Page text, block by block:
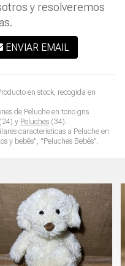
en stock, recogida en
de Peluche en tono gris
(24) y Peluches (34).
características a Peluche en
y bebés", "Peluches Bebés".
y resolveremos
ENVIAR EMAIL